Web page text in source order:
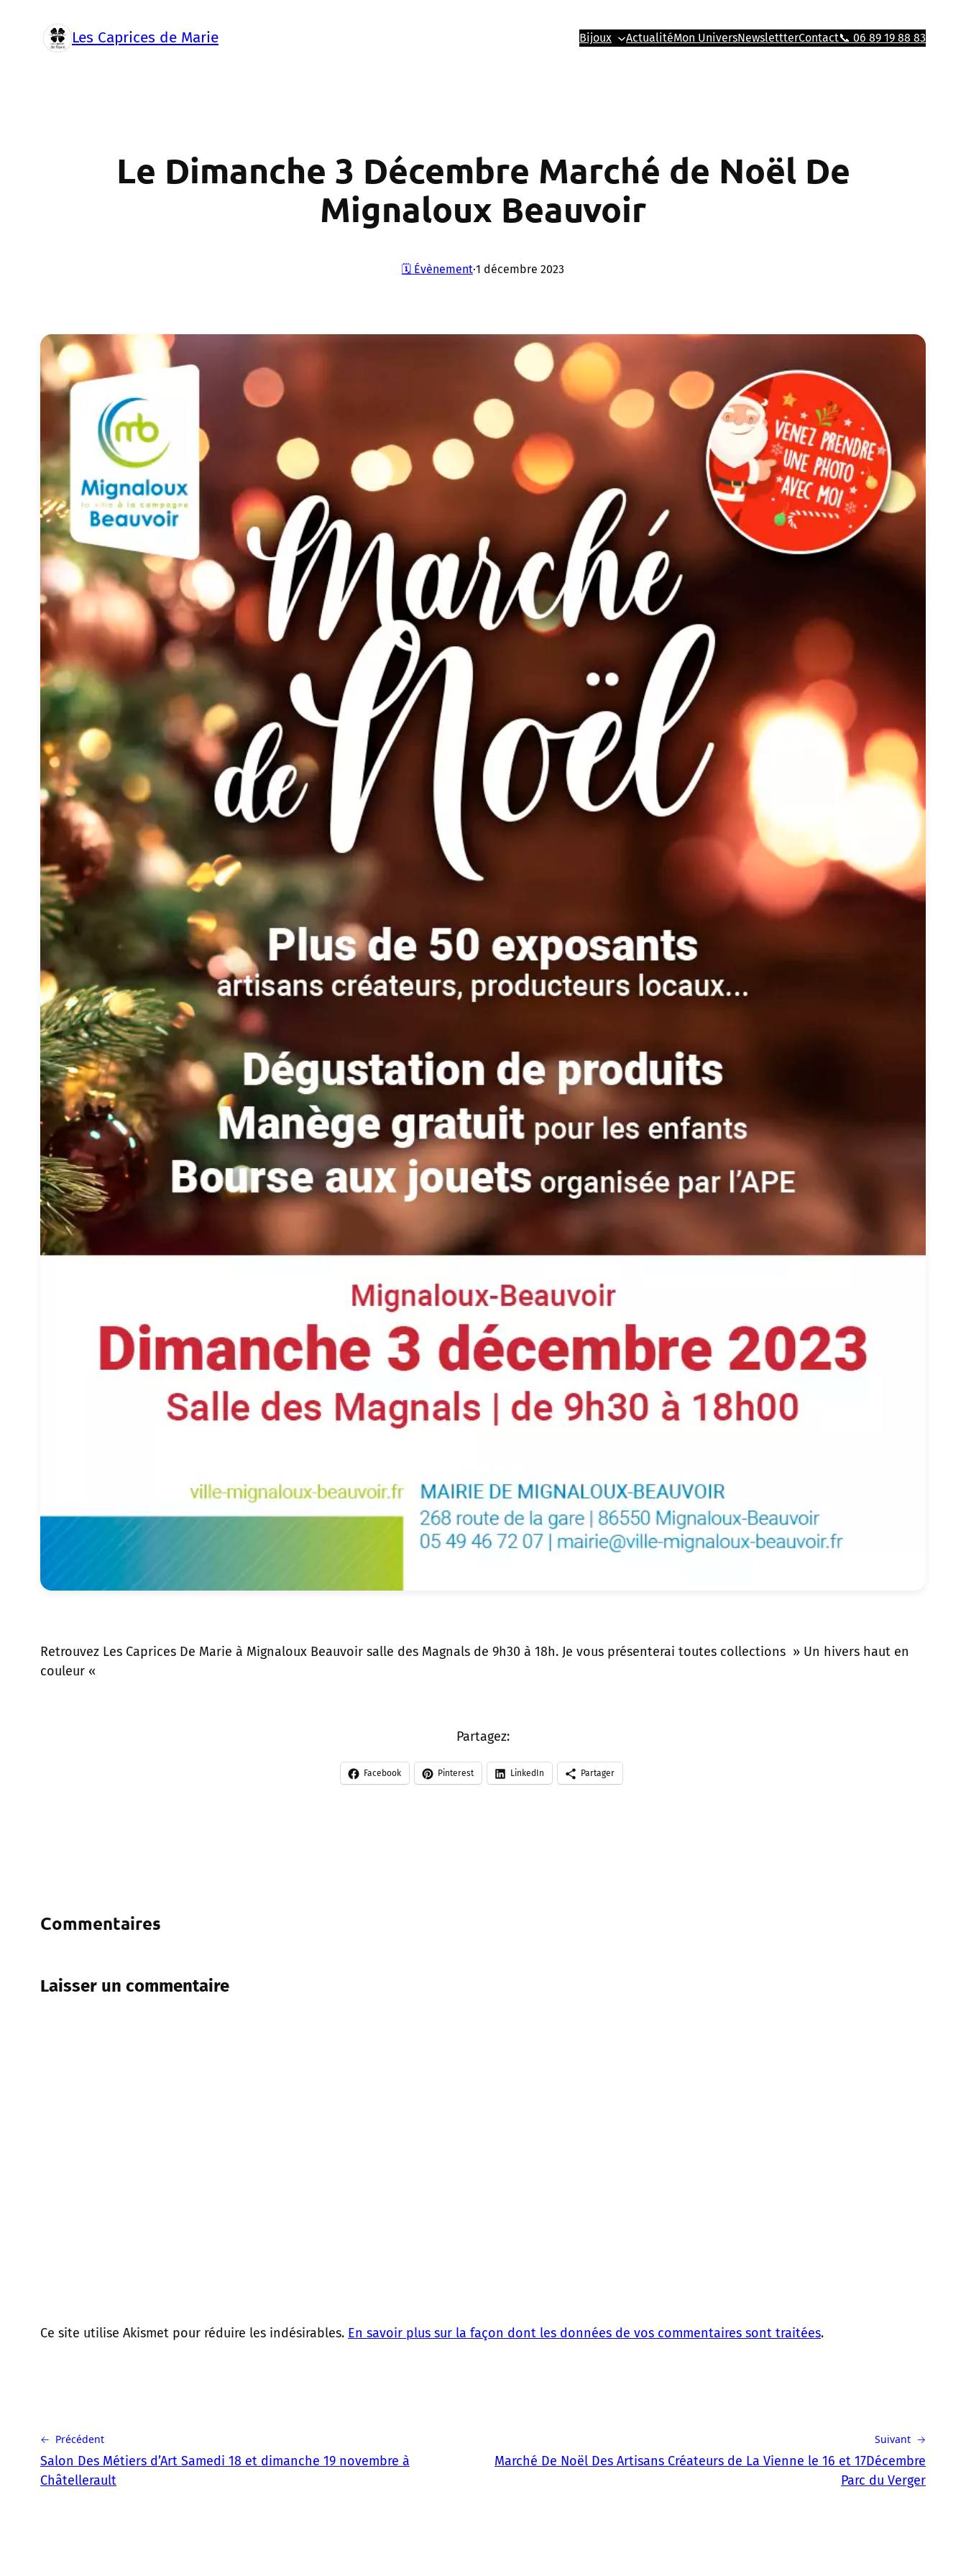
contenu
Les Caprices de Marie Bijoux ActualitéMon UniversNewslettterContact📞 06 89 19 88 83
Le Dimanche 3 Décembre Marché de Noël De
Mignaloux Beauvoir
🗓️ Évènement·1 décembre 2023
Retrouvez Les Caprices De Marie à Mignaloux Beauvoir salle des Magnals de 9h30 à 18h. Je vous présenterai toutes collections » Un hivers haut en
couleur «
Partagez:
Facebook Pinterest LinkedIn Partager
Commentaires
Laisser un commentaire
Ce site utilise Akismet pour réduire les indésirables. En savoir plus sur la façon dont les données de vos commentaires sont traitées.
← Précédent
Salon Des Métiers d’Art Samedi 18 et dimanche 19 novembre à
Châtellerault
Suivant →
Marché De Noël Des Artisans Créateurs de La Vienne le 16 et 17Décembre
Parc du Verger